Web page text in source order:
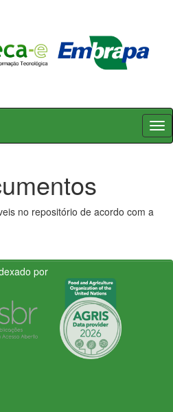
no repositório de acordo com a
por